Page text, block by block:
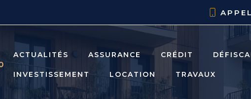
ACTUALITÉS ASSURANCE CRÉDIT
INVESTISSEMENT LOCATION TRAVAUX